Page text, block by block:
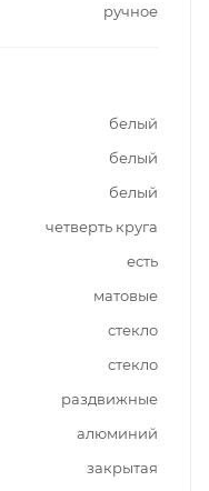
ручное
белый
белый
белый
четверть круга
есть
матовые
стекло
стекло
раздвижные
алюминий
закрытая